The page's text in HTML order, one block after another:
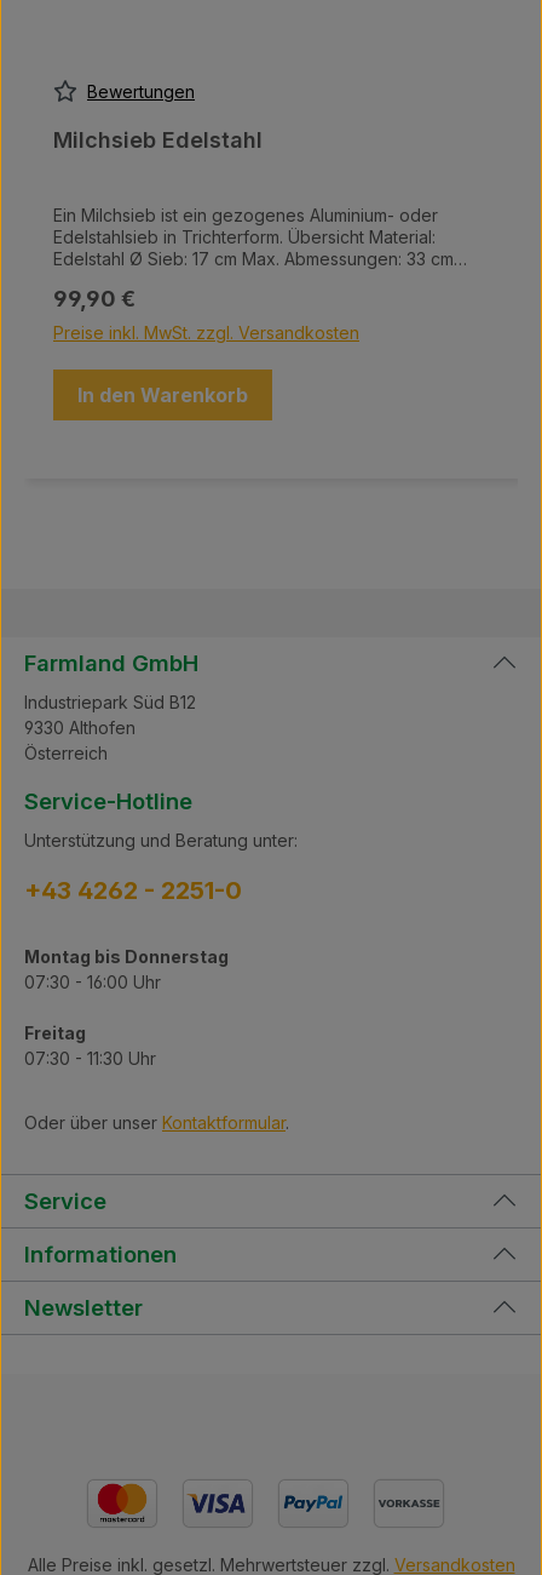
Bewertungen
Milchsieb Edelstahl
Ein Milchsieb ist ein gezogenes Aluminium- oder
Edelstahlsieb in Trichterform. Übersicht Material:
Edelstahl Ø Sieb: 17 cm Max. Abmessungen: 33 cm
Liter
Regulärer Preis:
99,90 €
Preise inkl. MwSt. zzgl. Versandkosten
In den Warenkorb
Farmland GmbH
Industriepark Süd B12
9330 Althofen
Österreich
Service-Hotline
Unterstützung und Beratung unter:
+43 4262 - 2251-0
Montag bis Donnerstag
07:30 - 16:00 Uhr
Freitag
07:30 - 11:30 Uhr
Oder über unser Kontaktformular.
Service
Informationen
Newsletter
Alle Preise inkl. gesetzl. Mehrwertsteuer zzgl. Versandkosten